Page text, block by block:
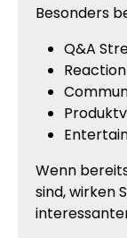
Besonders
Q&A
Wenn
sind, wirken